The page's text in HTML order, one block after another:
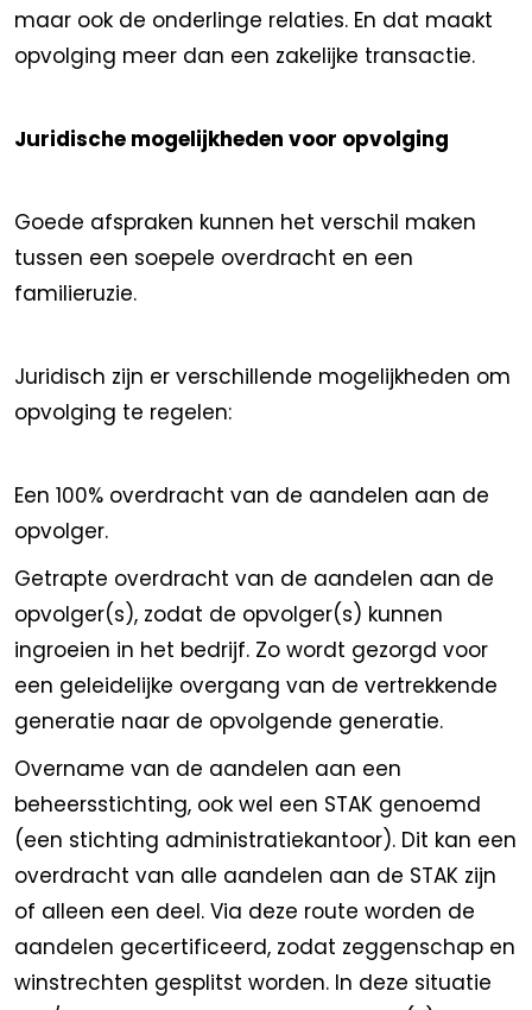
maar ook de onderlinge relaties. En dat maakt
opvolging meer dan een zakelijke transactie.
Juridische mogelijkheden voor opvolging
Goede afspraken kunnen het verschil maken
tussen een soepele overdracht en een
familieruzie.
Juridisch zijn er verschillende mogelijkheden om
opvolging te regelen:
Een 100% overdracht van de aandelen aan de
opvolger.
Getrapte overdracht van de aandelen aan de
opvolger(s), zodat de opvolger(s) kunnen
ingroeien in het bedrijf. Zo wordt gezorgd voor
een geleidelijke overgang van de vertrekkende
generatie naar de opvolgende generatie.
Overname van de aandelen aan een
beheersstichting, ook wel een STAK genoemd
(een stichting administratiekantoor). Dit kan een
overdracht van alle aandelen aan de STAK zijn
of alleen een deel. Via deze route worden de
aandelen gecertificeerd, zodat zeggenschap en
winstrechten gesplitst worden. In deze situatie